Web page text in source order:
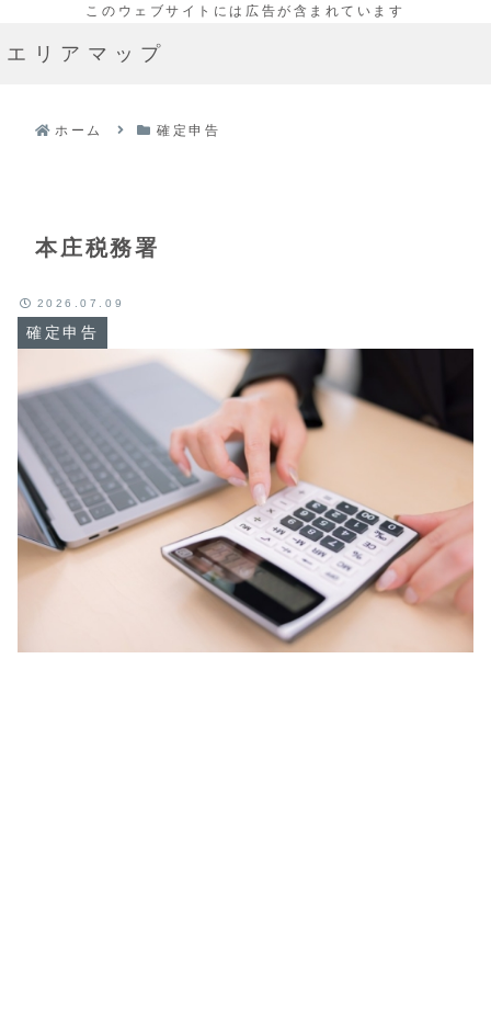
エリアマップ
ホーム 確定申告
本庄税務署
確定申告
2026.07.09